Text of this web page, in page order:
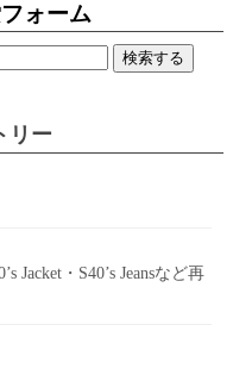
ォーム
リー
Jacket・S40’s Jeansなど再